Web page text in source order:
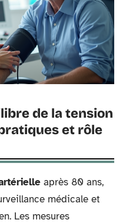
de la tension
et rôle
après 80 ans,
médicale et
Les mesures